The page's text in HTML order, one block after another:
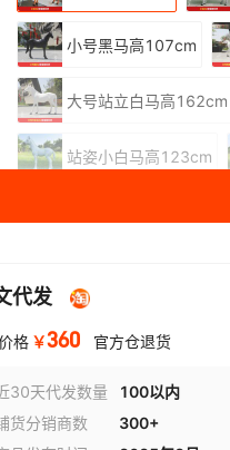
小号黑马高107cm
大号站立白马高162cm
站姿小白马高123cm
代发
格 ￥360 官方仓退货
30天代发数量 100以内
货分销商数
300+